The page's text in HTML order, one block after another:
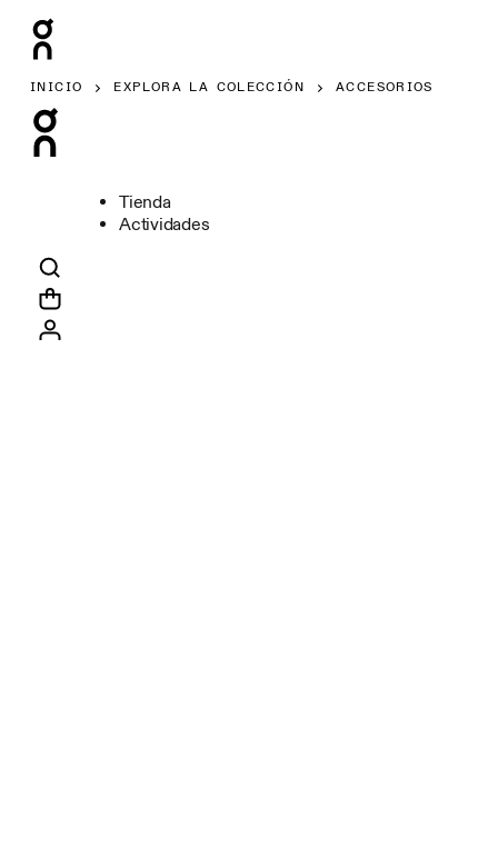
INICIO EXPLORA LA COLECCIÓN ACCESORIOS
Tienda
Actividades